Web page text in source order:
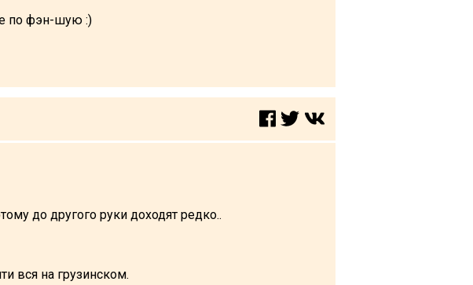
по фэн-шую :)
до другого руки доходят редко..
вся на грузинском.